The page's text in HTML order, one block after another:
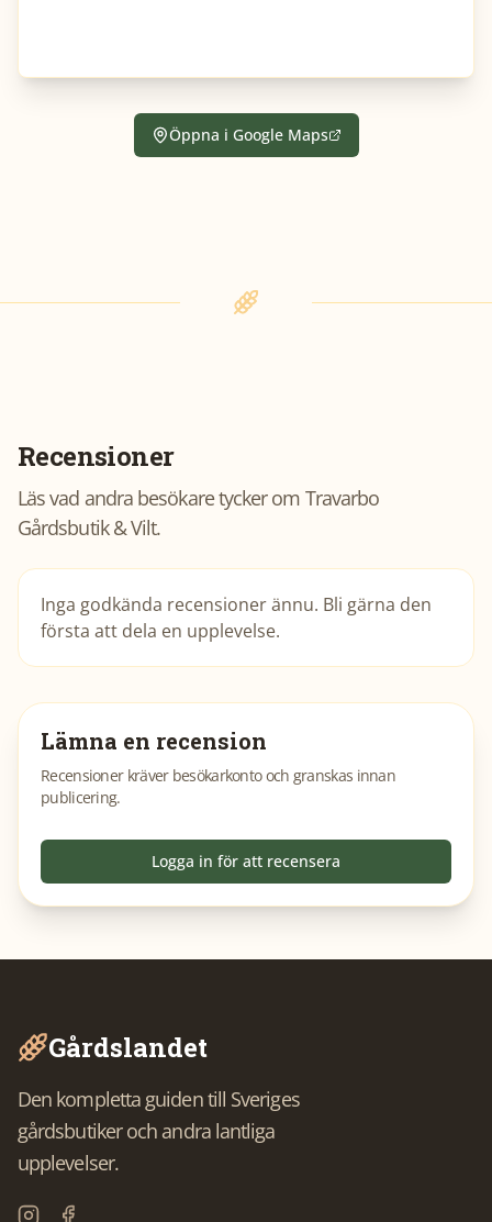
Öppna i Google Maps
Recensioner
Läs vad andra besökare tycker om Travarbo
Gårdsbutik & Vilt.
Inga godkända recensioner ännu. Bli gärna den
första att dela en upplevelse.
Lämna en recension
Recensioner kräver besökarkonto och granskas innan
publicering.
Logga in för att recensera
Gårdslandet
Den kompletta guiden till Sveriges
gårdsbutiker och andra lantliga
upplevelser.